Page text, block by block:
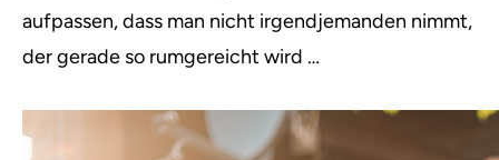
aufpassen, dass man nicht irgendjemanden nimmt,
der gerade so rumgereicht wird …